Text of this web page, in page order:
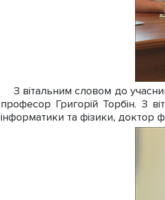
З вітальним словом до
професор Григорій Торбін. З
інформатики та фізики, доктор